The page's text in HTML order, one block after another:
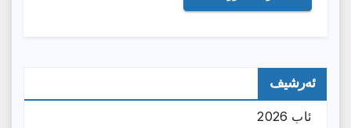
ئەرشیف
ئاب 2026